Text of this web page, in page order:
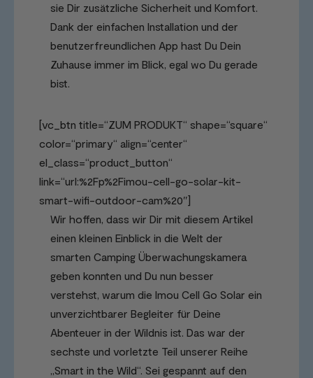
sie Dir zusätzliche Sicherheit und Komfort.
Dank der einfachen Installation und der
benutzerfreundlichen App hast Du Dein
Zuhause immer im Blick, egal wo Du gerade
bist.
[vc_btn title=“ZUM PRODUKT“ shape=“square“
color=“primary“ align=“center“
el_class=“product_button“
link=“url:%2Fp%2Fimou-cell-go-solar-kit-
smart-wifi-outdoor-cam%20″]
Wir hoffen, dass wir Dir mit diesem Artikel
einen kleinen Einblick in die Welt der
smarten Camping Überwachungskamera
geben konnten und Du nun besser
verstehst, warum die Imou Cell Go Solar ein
unverzichtbarer Begleiter für Deine
Abenteuer in der Wildnis ist. Das war der
sechste und vorletzte Teil unserer Reihe
„Smart in the Wild“. Sei gespannt auf den